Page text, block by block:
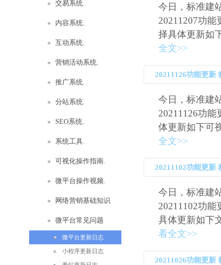
交易系统.
内容系统.
互动系统.
营销活动系统.
推广系统.
分站系统.
SEO系统.
系统工具.
可视化操作指南.
微平台操作视频.
网络营销基础知识
微平台常见问题
微平台更新日志
小程序更新日志
今日，标准建
20211207功
择具体更新如
全文>>
20211126功能更新
今日，标准建
20211126功
体更新如下可
全文>>
20211102功能更新
今日，标准建
20211102功
具体更新如下
看全文>>
20211026功能更新